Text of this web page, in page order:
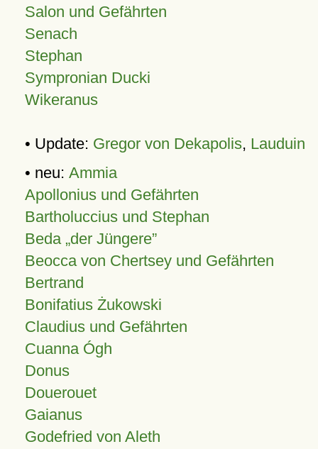
Salon und Gefährten
Senach
Stephan
Sympronian Ducki
Wikeranus
• Update: Gregor von Dekapolis, Lauduin
• neu: Ammia
Apollonius und Gefährten
Bartholuccius und Stephan
Beda „der Jüngere”
Beocca von Chertsey und Gefährten
Bertrand
Bonifatius Żukowski
Claudius und Gefährten
Cuanna Ógh
Donus
Douerouet
Gaianus
Godefried von Aleth